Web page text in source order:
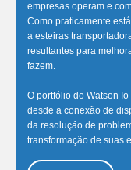
empresas operam e
Como praticamente
a esteiras
resultantes para
fazem.
O portfólio do Watson
desde a conexão de
da resolução de
transformação de suas